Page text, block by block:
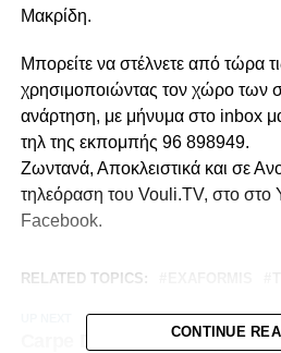
Μακρίδη.
Μπορείτε να στέλνετε από τώρα
χρησιμοποιώντας τον χώρο των
ανάρτηση, με μήνυμα στο inbox
τηλ της εκπομπής 96 898949.
Ζωντανά, Αποκλειστικά και σε
τηλεόραση του Vouli.TV, στο στο
Facebook.
RELATED TOPICS:
Carpe Diem με τον Μιχάλη
CONTINUE